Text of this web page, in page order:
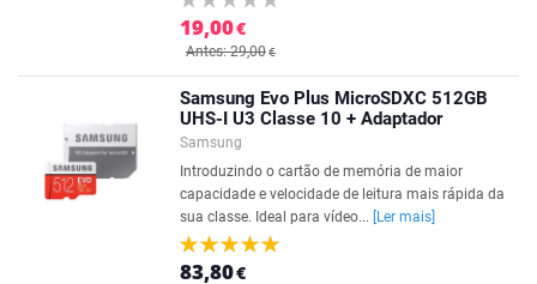
19,00€
Antes: 29,00€
Samsung Evo Plus MicroSDXC 512GB
UHS-I U3 Classe 10 + Adaptador
Samsung
Introduzindo o cartão de memória de maior
capacidade e velocidade de leitura mais rápida da
sua classe. Ideal para vídeo...
[Ler mais]
83,80€